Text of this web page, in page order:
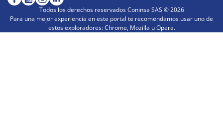
Todos los derechos reservados Coninsa SAS ©2026
Para una mejor experiencia en este portal te recomendamos usar uno de
estos exploradores: Chrome, Mozilla u Opera.